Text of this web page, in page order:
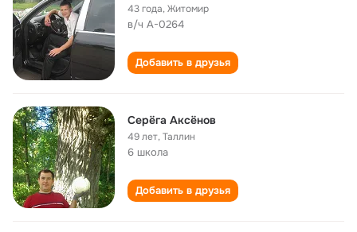
43 года,Житомир
в/ч А-0264
Добавить в друзья
Серёга Аксёнов
49 лет,Таллин
6 школа
Добавить в друзья